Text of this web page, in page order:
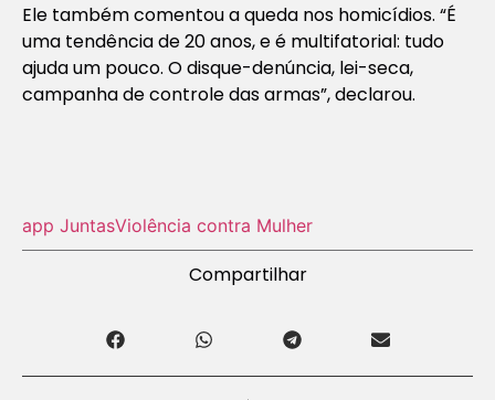
Ele também comentou a queda nos homicídios. “É
uma tendência de 20 anos, e é multifatorial: tudo
ajuda um pouco. O disque-denúncia, lei-seca,
campanha de controle das armas”, declarou.
app JuntasViolência contra Mulher
Compartilhar